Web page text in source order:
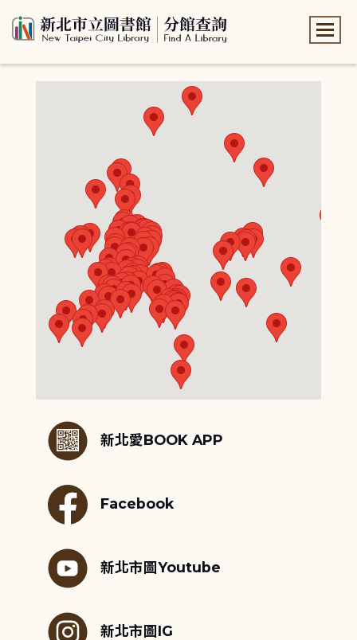
新北愛BOOK APP
Facebook
新北市圖Youtube
新北市圖IG